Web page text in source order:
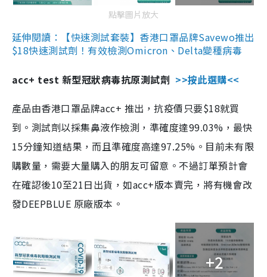
點擊圖片放大
延伸閱讀：【快速測試套裝】香港口罩品牌Savewo推出
$18快速測試劑！有效檢測Omicron、Delta變種病毒
acc+ test 新型冠狀病毒抗原測試劑 >>按此選購<<
產品由香港口罩品牌acc+ 推出，抗疫價只要$18就買
到。測試劑以採集鼻液作檢測，準確度達99.03%，最快
15分鐘知道結果，而且準確度高達97.25%。目前未有限
購數量，需要大量購入的朋友可留意。不過訂單預計會
在確認後10至21日出貨，如acc+版本賣完，將有機會改
發DEEPBLUE 原廠版本。
+2